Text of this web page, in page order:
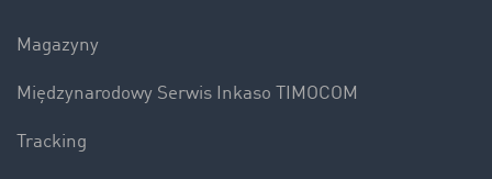
Magazyny
Międzynarodowy Serwis Inkaso TIMOCOM
Tracking